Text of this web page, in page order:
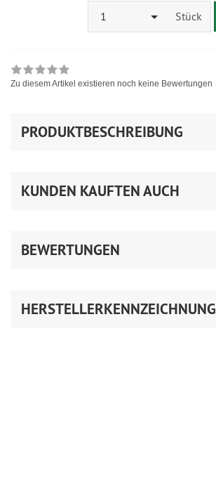
1 Stück
Zu diesem Artikel existieren noch keine Bewertungen
PRODUKTBESCHREIBUNG
KUNDEN KAUFTEN AUCH
BEWERTUNGEN
HERSTELLERKENNZEICHNUNG